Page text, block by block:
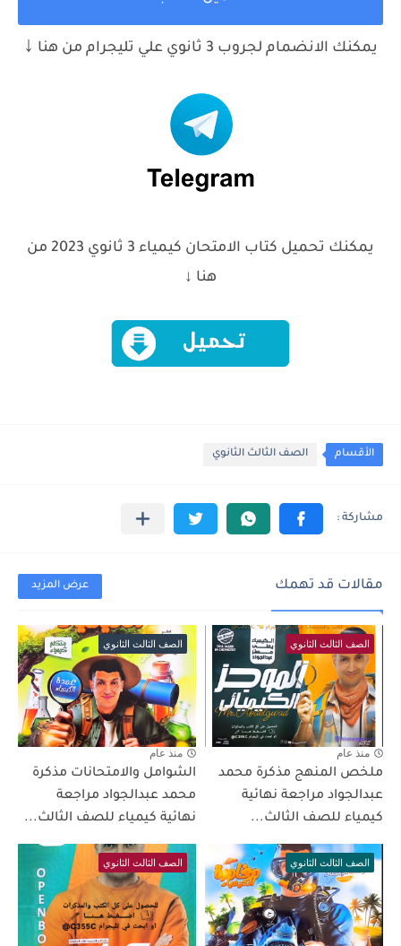
يمكنك الانضمام لجروب 3 ثانوي علي تليجرام من هنا ↓
يمكنك تحميل كتاب الامتحان كيمياء
3 ثانوي 2023 من
هنا ↓
الأقسام الصف الثالث الثانوي
مقالات قد تهمك عرض المزيد
الصف الثالث الثانوي
منذ عام
ملخص المنهج مذكرة محمد
عبدالجواد مراجعة نهائية
كيمياء للصف الثالث...
الصف الثالث الثانوي
منذ عام
الشوامل والامتحانات مذكرة
محمد عبدالجواد مراجعة
نهائية كيمياء للصف الثالث...
الصف الثالث الثانوي الصف الثالث الثانوي